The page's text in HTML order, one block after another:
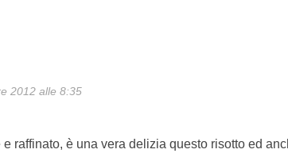
2012 alle 8:35
raffinato, è una vera delizia questo risotto ed